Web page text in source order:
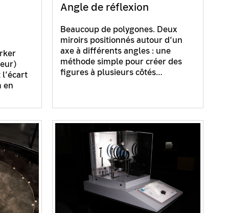
en
Angle de réflexion
Beaucoup de polygones. Deux
miroirs positionnés autour d’un
axe à différents angles : une
méthode simple pour créer des
figures à plusieurs côtés…